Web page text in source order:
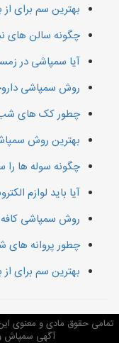
بهترین سم برای
چگونه سالن های
آیا سمپاشی در
روش سمپاشی
چطور کک های شب
بهترین روش
چگونه سوله ها را
آیا باید لوازم
روش سمپاشی
چطور پروانه های
بهترین سم برای
تمامی حقوق مادی و معنوی
آگهی سمپاش